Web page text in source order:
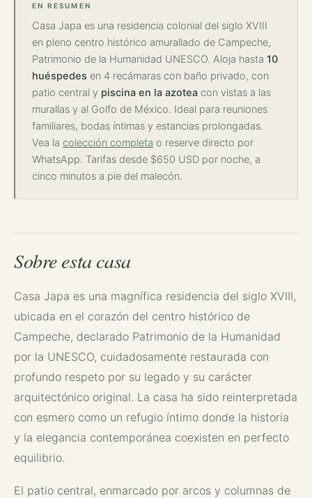
EN RESUMEN
Casa Japa es una residencia colonial del siglo XVIII
en pleno centro histórico amurallado de Campeche,
Patrimonio de la Humanidad UNESCO. Aloja hasta 10
huéspedes en 4 recámaras con baño privado, con
patio central y piscina en la azotea con vistas a las
murallas y al Golfo de México. Ideal para reuniones
familiares, bodas íntimas y estancias prolongadas.
Vea la colección completa o reserve directo por
WhatsApp. Tarifas desde $650 USD por noche, a
cinco minutos a pie del malecón.
Sobre esta casa
Casa Japa es una magnífica residencia del siglo XVIII,
ubicada en el corazón del centro histórico de
Campeche, declarado Patrimonio de la Humanidad
por la UNESCO, cuidadosamente restaurada con
profundo respeto por su legado y su carácter
arquitectónico original. La casa ha sido reinterpretada
con esmero como un refugio íntimo donde la historia
y la elegancia contemporánea coexisten en perfecto
equilibrio.
El patio central, enmarcado por arcos y columnas de